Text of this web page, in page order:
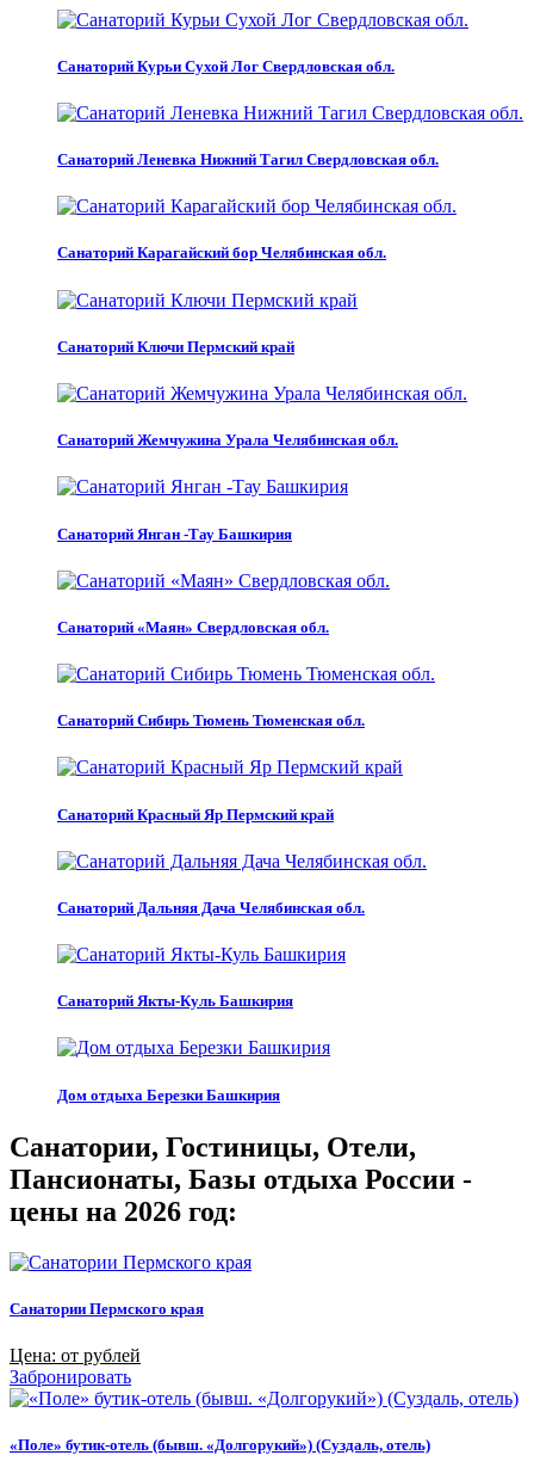
Санаторий Курьи Сухой Лог Свердловская обл.
Санаторий Леневка Нижний Тагил Свердловская обл.
Санаторий Карагайский бор Челябинская обл.
Санаторий Ключи Пермский край
Санаторий Жемчужина Урала Челябинская обл.
Санаторий Янган -Тау Башкирия
Санаторий «Маян» Свердловская обл.
Санаторий Сибирь Тюмень Тюменская обл.
Санаторий Красный Яр Пермский край
Санаторий Дальняя Дача Челябинская обл.
Санаторий Якты-Куль Башкирия
Дом отдыха Березки Башкирия
Санатории, Гостиницы, Отели,
Пансионаты, Базы отдыха России -
цены на 2026 год:
Санатории Пермского края
Цена: от рублей
Забронировать
«Поле» бутик-отель (бывш. «Долгорукий») (Суздаль, отель)